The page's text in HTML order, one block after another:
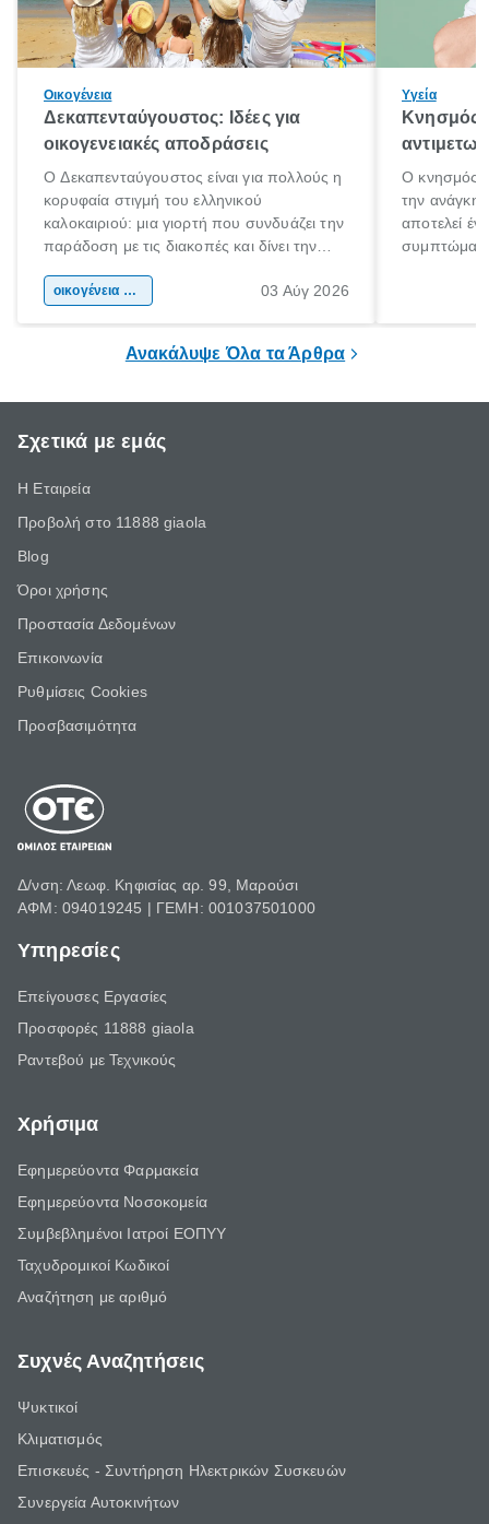
Οικογένεια
Δεκαπενταύγουστος: Ιδέες για
οικογενειακές αποδράσεις
Ο Δεκαπενταύγουστος είναι για πολλούς η
κορυφαία στιγμή του ελληνικού
καλοκαιριού: μια γιορτή που συνδυάζει την
παράδοση με τις διακοπές και δίνει την
χώρας. Είτε πρόκειται για λίγες μέρες
οικογένεια & παιδί 03 Αύγ 2026
Υγεία
Κνησμός:
Ο κνησμός
την ανάγκη
αποτελεί
Ανακάλυψε Όλα τα Άρθρα
Σχετικά με εμάς
Η Εταιρεία
Προβολή στο 11888 giaola
Blog
Όροι χρήσης
Προστασία Δεδομένων
Επικοινωνία
Ρυθμίσεις Cookies
Προσβασιμότητα
Δ/νση: Λεωφ. Κηφισίας αρ. 99, Μαρούσι
ΑΦΜ: 094019245 | ΓΕΜΗ: 001037501000
Υπηρεσίες
Επείγουσες Εργασίες
Προσφορές 11888 giaola
Ραντεβού με Τεχνικούς
Χρήσιμα
Εφημερεύοντα Φαρμακεία
Εφημερεύοντα Νοσοκομεία
Συμβεβλημένοι Ιατροί ΕΟΠΥΥ
Ταχυδρομικοί Κωδικοί
Αναζήτηση με αριθμό
Συχνές Αναζητήσεις
Ψυκτικοί
Κλιματισμός
Επισκευές - Συντήρηση Ηλεκτρικών Συσκευών
Συνεργεία Αυτοκινήτων